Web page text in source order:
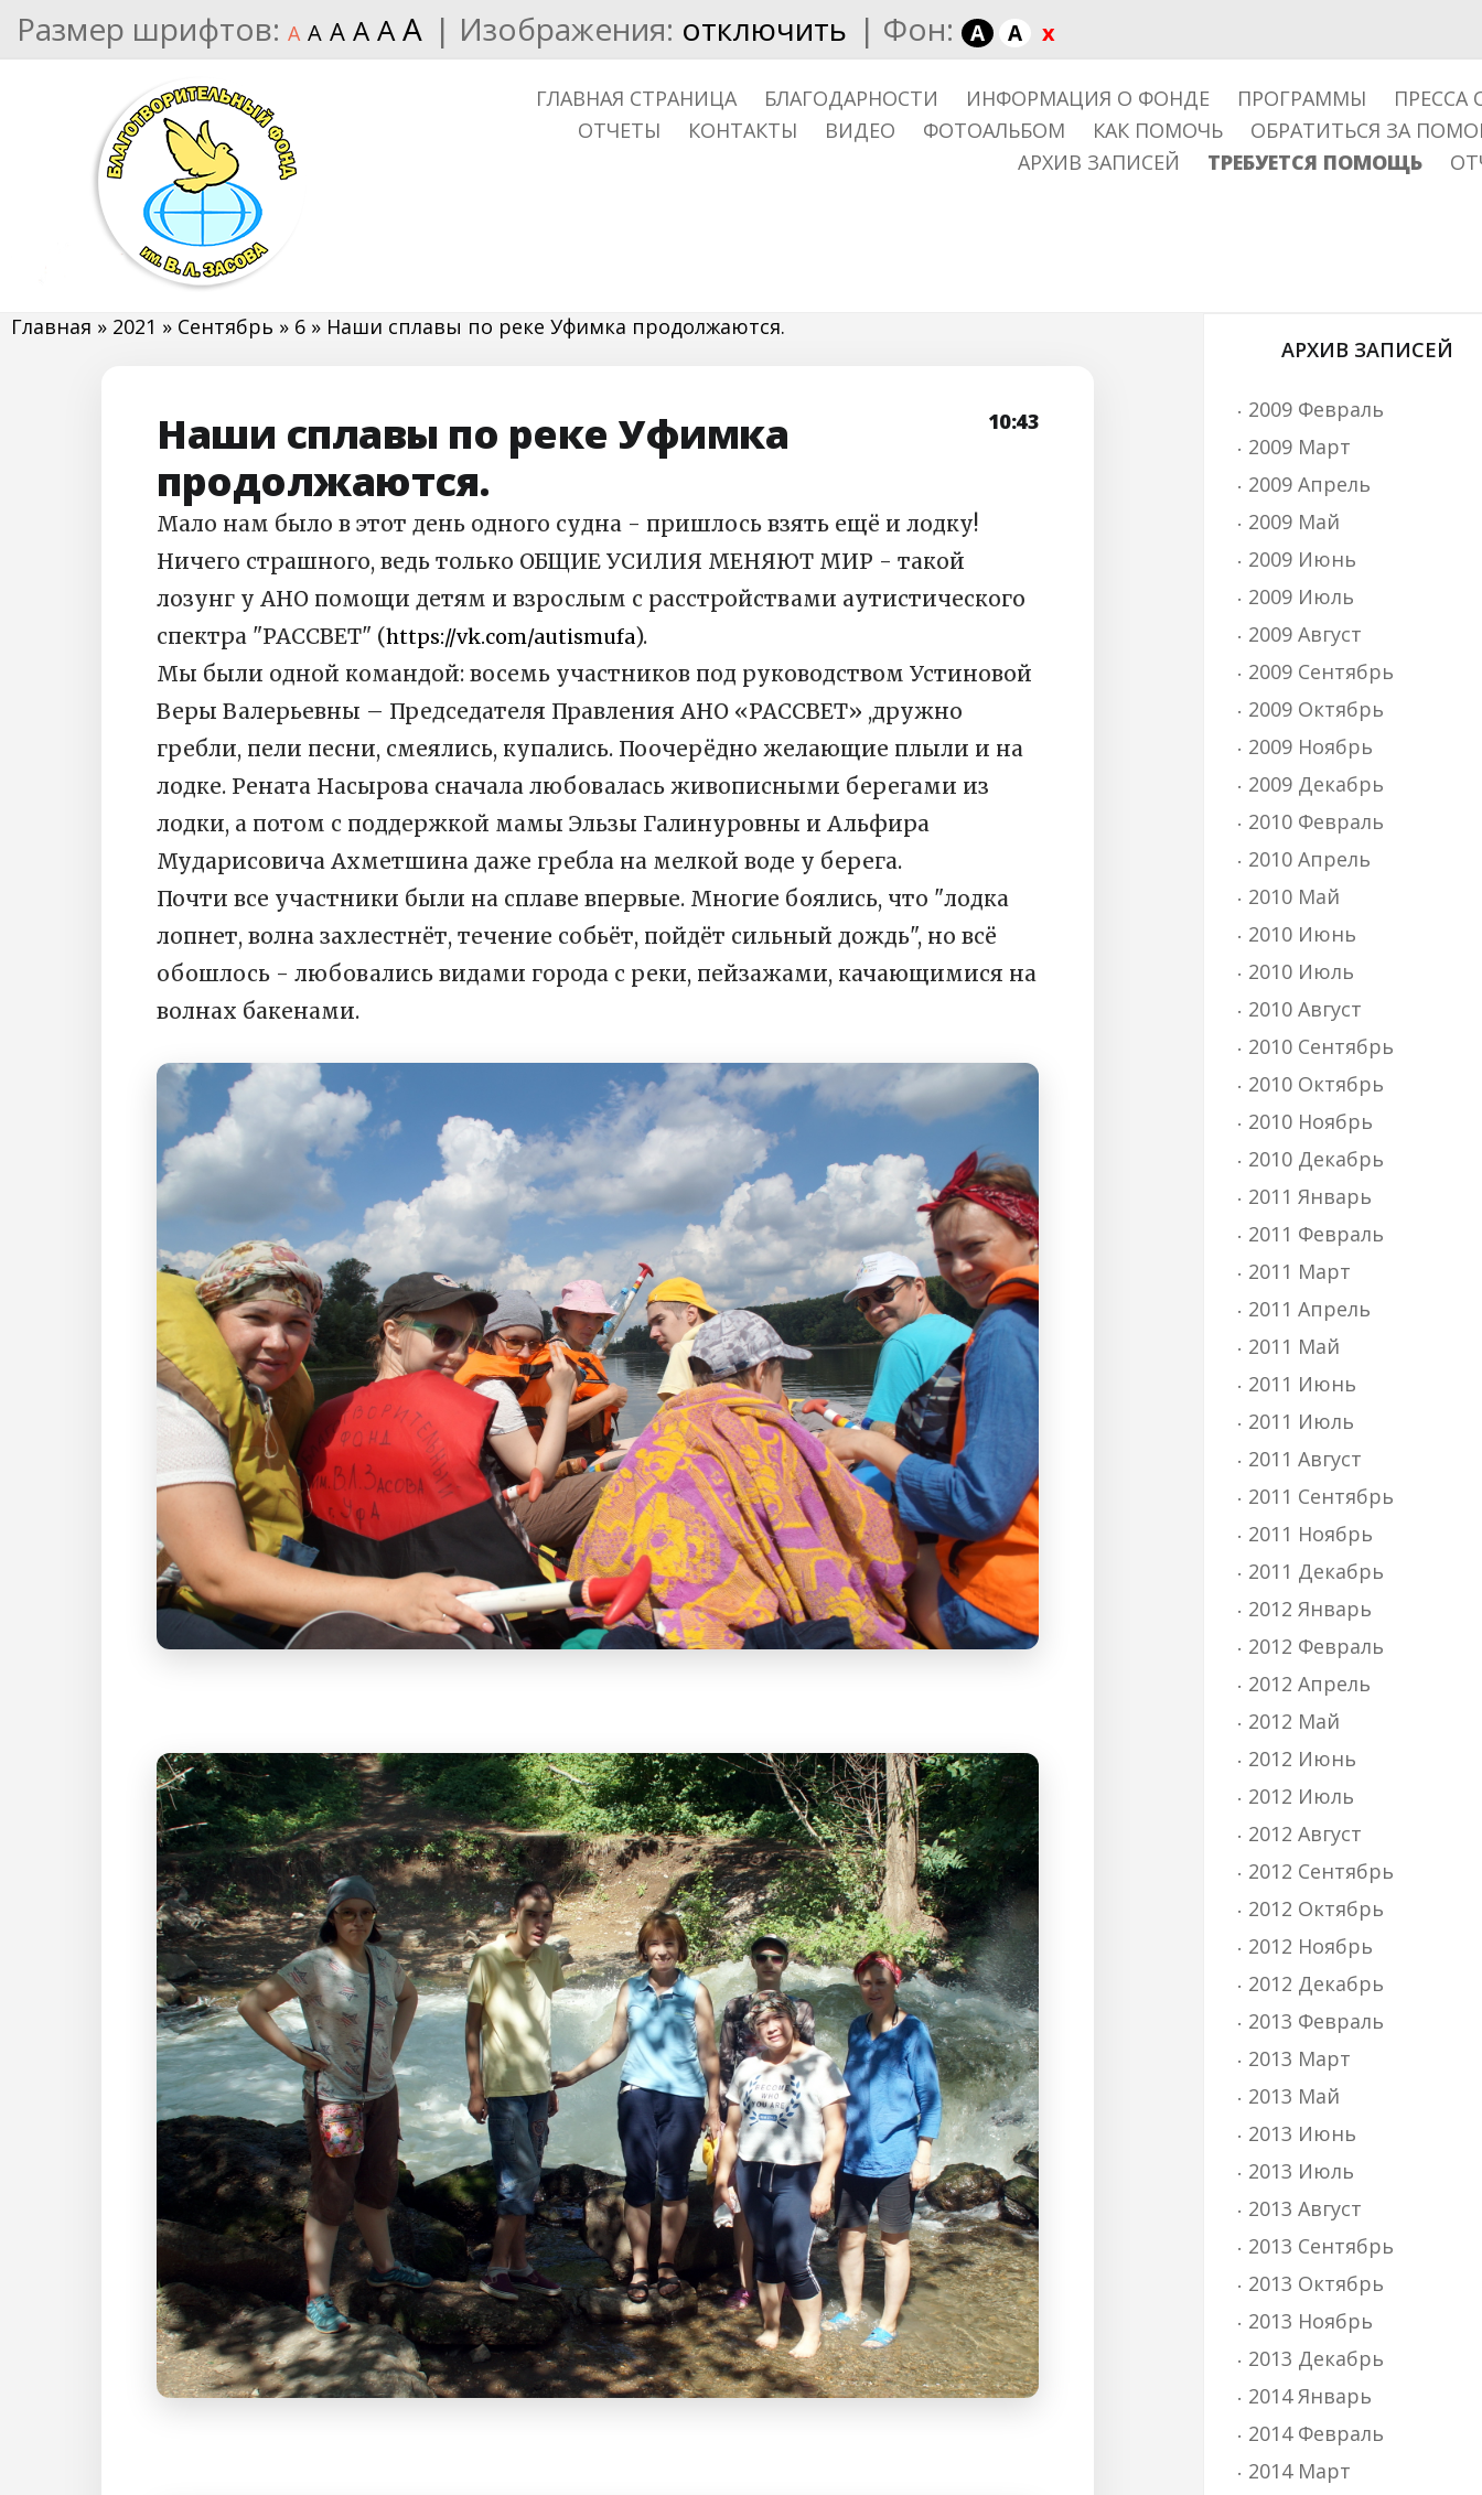
Размер шрифтов: A A A A AA | Изображения: отключить | Фон: A A x
ГЛАВНАЯ СТРАНИЦА БЛАГОДАРНОСТИ ИНФОРМАЦИЯ О ФОНДЕ ПРОГРАММЫ
ПРЕССА
ОТЧЕТЫ
КОНТАКТЫ ВИДЕО ФОТОАЛЬБОМ КАК ПОМОЧЬ
ОБРАТИТЬСЯ ЗА
АРХИВ ЗАПИСЕЙ
ТРЕБУЕТСЯ ПОМОЩЬ
Главная » 2021 » Сентябрь » 6 » Наши сплавы по реке Уфимка продолжаются.
10:43
Наши сплавы по реке Уфимка
продолжаются.
Мало нам было в этот день одного судна - пришлось взять ещё и лодку!
Ничего страшного, ведь только ОБЩИЕ УСИЛИЯ МЕНЯЮТ МИР - такой
лозунг у АНО помощи детям и взрослым с расстройствами аутистического
спектра "РАССВЕТ" (https://vk.com/autismufa).
Мы были одной командой: восемь участников под руководством Устиновой
Веры Валерьевны – Председателя Правления АНО «РАССВЕТ» ,дружно
гребли, пели песни, смеялись, купались. Поочерёдно желающие плыли и на
лодке. Рената Насырова сначала любовалась живописными берегами из
лодки, а потом с поддержкой мамы Эльзы Галинуровны и Альфира
Мударисовича Ахметшина даже гребла на мелкой воде у берега.
Почти все участники были на сплаве впервые. Многие боялись, что "лодка
лопнет, волна захлестнёт, течение собьёт, пойдёт сильный дождь", но всё
обошлось - любовались видами города с реки, пейзажами, качающимися на
волнах бакенами.
АРХИВ ЗАПИСЕЙ
2009 Февраль
2009 Март
2009 Апрель
2009 Май
2009 Июнь
2009 Июль
2009 Август
2009 Сентябрь
2009 Октябрь
2009 Ноябрь
2009 Декабрь
2010 Февраль
2010 Апрель
2010 Май
2010 Июнь
2010 Июль
2010 Август
2010 Сентябрь
2010 Октябрь
2010 Ноябрь
2010 Декабрь
2011 Январь
2011 Февраль
2011 Март
2011 Апрель
2011 Май
2011 Июнь
2011 Июль
2011 Август
2011 Сентябрь
2011 Ноябрь
2011 Декабрь
2012 Январь
2012 Февраль
2012 Апрель
2012 Май
2012 Июнь
2012 Июль
2012 Август
2012 Сентябрь
2012 Октябрь
2012 Ноябрь
2012 Декабрь
2013 Февраль
2013 Март
2013 Май
2013 Июнь
2013 Июль
2013 Август
2013 Сентябрь
2013 Октябрь
2013 Ноябрь
2013 Декабрь
2014 Январь
2014 Февраль
2014 Март